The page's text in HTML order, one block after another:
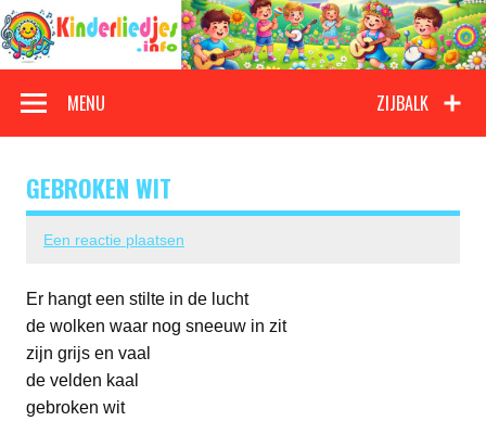
Doorgaan
naar
inhoud
Kinderliedjes
ZIJBALK
MENU
GEBROKEN WIT
Een reactie plaatsen
Er hangt een stilte in de lucht
de wolken waar nog sneeuw in zit
zijn grijs en vaal
de velden kaal
gebroken wit